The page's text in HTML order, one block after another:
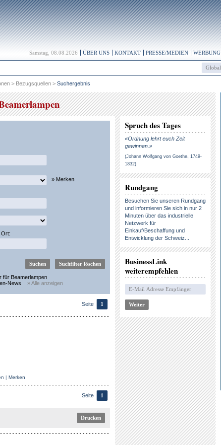
Samstag, 08.08.2026 ÜBER UNS KONTAKT PRESSE/MEDIEN WERBUNG
> Bezugsquellen > Suchergebnis
» Merken
für Beamerlampen
News
» Alle anzeigen
Seite 1
| Merken
Seite 1
Drucken
Spruch des Tages
«Ordnung lehrt euch Zeit
gewinnen.»
(Johann Wolfgang von Goethe, 1749-
1832)
Rundgang
Besuchen Sie unseren Rundgang
und informieren Sie sich in nur 2
Minuten über das industrielle
Netzwerk für
Einkauf/Beschaffung und
Entwicklung der Schweiz...
BusinessLink
weiterempfehlen